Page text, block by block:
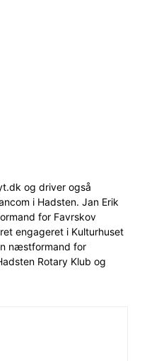
og driver også
i Hadsten. Jan Erik
for Favrskov
engageret i Kulturhuset
næstformand for
Rotary Klub og